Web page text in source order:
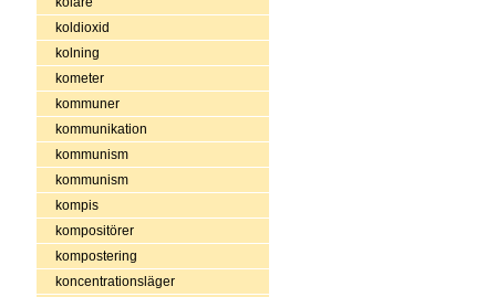
koldioxid
kolning
kometer
kommuner
kommunikation
kommunism
kommunism
kompis
kompositörer
kompostering
koncentrationsläger